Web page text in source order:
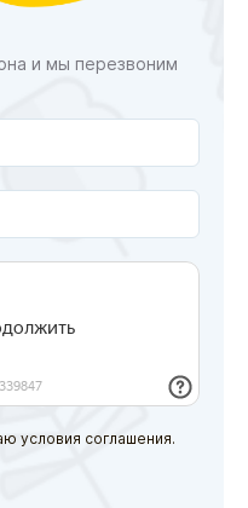
и мы перезвоним
условия соглашения.